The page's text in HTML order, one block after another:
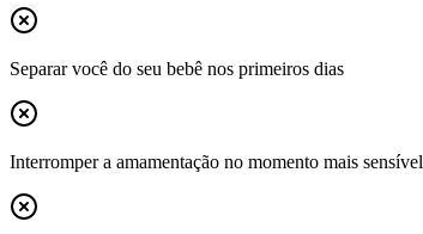
Separar você do seu bebê nos primeiros dias
Interromper a amamentação no momento mais sensível